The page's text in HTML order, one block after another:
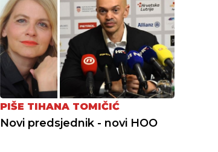
PIŠE TIHANA TOMIČIĆ
Novi predsjednik - novi HOO